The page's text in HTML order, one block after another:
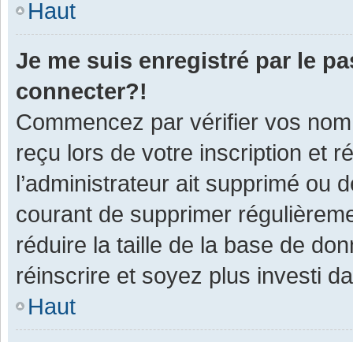
Haut
Je me suis enregistré par le
connecter?!
Commencez par vérifier vos
reçu lors de votre inscription et
l’administrateur ait supprimé ou
courant de supprimer
réduire la taille de la base de
réinscrire et soyez plus investi
Haut